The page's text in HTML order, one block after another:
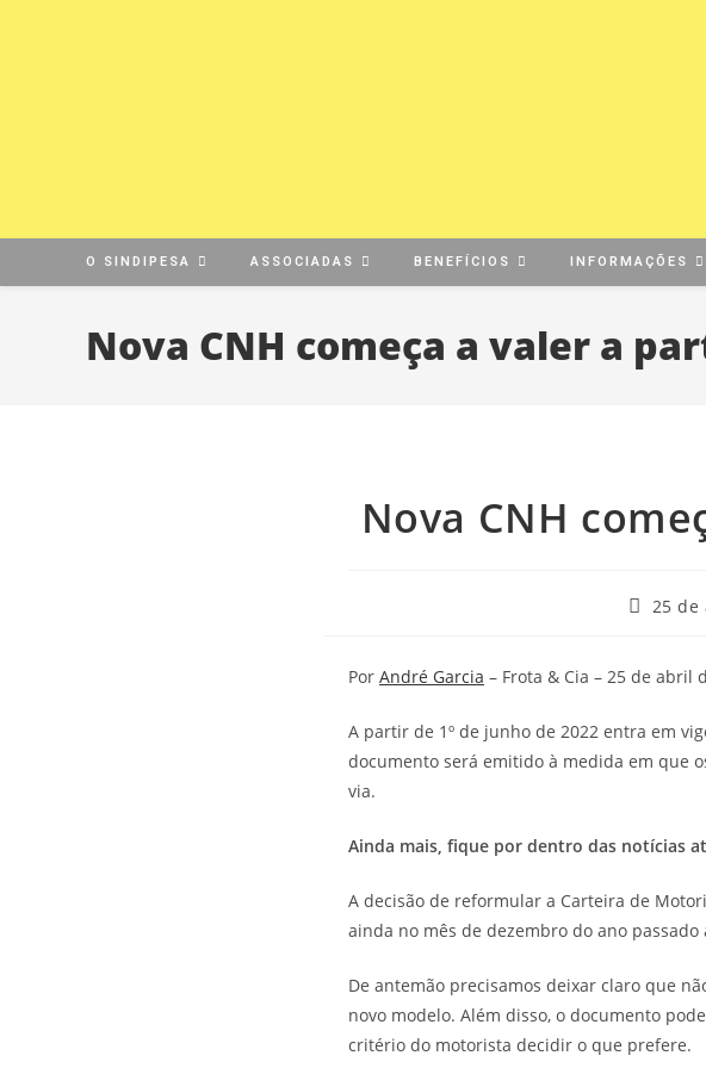
O SINDIPESA ASSOCIADAS BENEFÍCIOS INFORMAÇÕES
Nova CNH começa a valer a
Nova CNH
25 de
Por André Garcia – Frota & Cia – 25 de abril
A partir de 1º de junho de 2022 entra em
documento será emitido à medida em que
via.
Ainda mais, fique por dentro das notícias
A decisão de reformular a Carteira de
ainda no mês de dezembro do ano passado
De antemão precisamos deixar claro que
novo modelo. Além disso, o documento
critério do motorista decidir o que prefere.